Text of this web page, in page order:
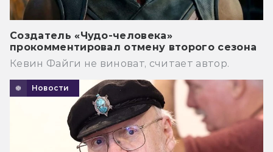
Создатель «Чудо-человека»
прокомментировал отмену второго сезона
Кевин Файги не виноват, считает автор.
Новости